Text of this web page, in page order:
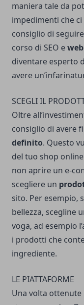
maniera tale da
impedimenti che
consiglio di
corso di SEO e
diventare esperto
avere
SCEGLI IL
Oltre
consiglio di avere
definito. Questo
del tuo shop
non aprire un e-
scegliere un
sito. Per esempio,
bellezza, scegline
voga, ad esempio
i prodotti che
ingrediente.
LE PIATTAFORME
Una volta ottenute